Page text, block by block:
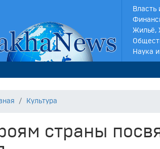
Власть
Жильё,
Наука
Культура
страны